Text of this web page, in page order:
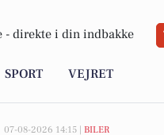
- direkte i din indbakke
SPORT VEJRET
07-08-2026 14:15 | BILER